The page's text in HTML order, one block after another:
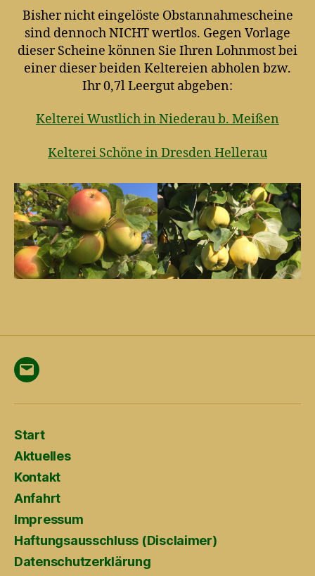
Bisher nicht eingelöste Obstannahmescheine
sind dennoch NICHT wertlos. Gegen Vorlage
dieser Scheine können Sie Ihren Lohnmost bei
einer dieser beiden Keltereien abholen bzw.
Ihr 0,7l Leergut abgeben:
Kelterei Wustlich in Niederau b. Meißen
Kelterei Schöne in Dresden Hellerau
Menüeintrag
Start
Aktuelles
Kontakt
Anfahrt
Impressum
Haftungsausschluss (Disclaimer)
Datenschutzerklärung